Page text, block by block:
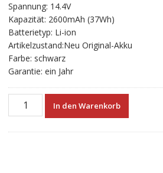
war:
€56.40
ist:
€31.33.
Spannung: 14.4V
Kapazität: 2600mAh (37Wh)
Batterietyp: Li-ion
Artikelzustand:Neu Original-Akku
Farbe: schwarz
Garantie: ein Jahr
Neuer
In den Warenkorb